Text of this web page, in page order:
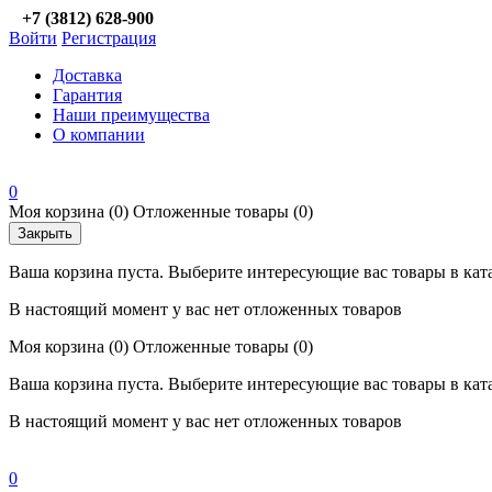
+7 (3812) 628-900
Войти Регистрация
Доставка
Гарантия
Наши преимущества
О компании
0
Моя корзина (0) Отложенные товары (0)
Закрыть
Ваша корзина пуста. Выберите интересующие вас товары в
В настоящий момент у вас нет отложенных товаров
Моя корзина (0) Отложенные товары (0)
Ваша корзина пуста. Выберите интересующие вас товары в
В настоящий момент у вас нет отложенных товаров
0